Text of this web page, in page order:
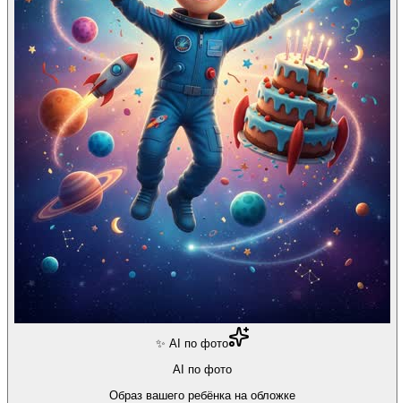
✨ AI по фото
AI по фото
Образ вашего ребёнка на обложке